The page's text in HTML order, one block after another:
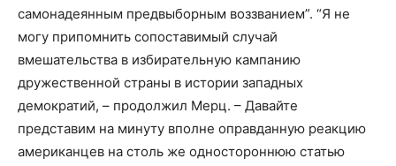
самонадеянным предвыборным воззванием”. “Я не
могу припомнить сопоставимый случай
вмешательства в избирательную кампанию
дружественной страны в истории западных
демократий, – продолжил Мерц. – Давайте
представим на минуту вполне оправданную реакцию
американцев на столь же одностороннюю статью